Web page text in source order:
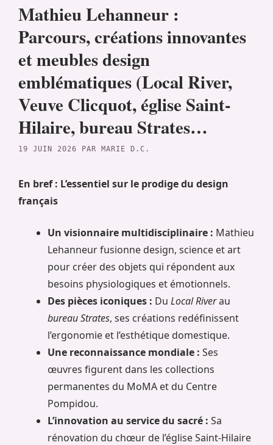
Mathieu Lehanneur :
Parcours, créations innovantes
et meubles design
emblématiques (Local River,
Veuve Clicquot, église Saint-
Hilaire, bureau Strates…
19 JUIN 2026 PAR MARIE D.C.
En bref : L’essentiel sur le prodige du design
français
Un visionnaire multidisciplinaire : Mathieu
Lehanneur fusionne design, science et art
pour créer des objets qui répondent aux
besoins physiologiques et émotionnels.
Des pièces iconiques : Du Local Riverau
bureau Strates, ses créations redéfinissent
l’ergonomie et l’esthétique domestique.
Une reconnaissance mondiale : Ses
œuvres figurent dans les collections
permanentes du MoMA et du Centre
Pompidou.
L’innovation au service du sacré : Sa
rénovation du chœur de l’église Saint-Hilaire